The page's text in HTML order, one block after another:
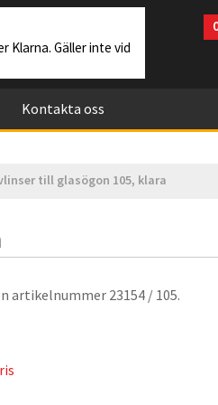
Klarna. Gäller inte vid
Kontakta oss
till glasögon 105, klara
artikelnummer 23154 / 105.